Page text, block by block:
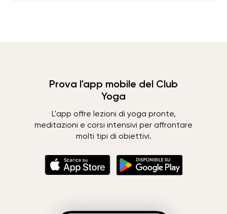
Prova l'app mobile del Club
Yoga
L'app offre lezioni di yoga pronte,
meditazioni e corsi intensivi per affrontare
molti tipi di obiettivi.